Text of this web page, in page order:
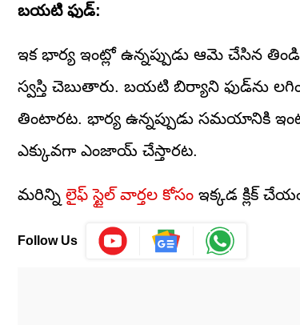
బయటి ఫుడ్:
ఇక భార్య ఇంట్లో ఉన్నప్పుడు ఆమె చేసిన
స్వస్తి చెబుతారు. బయటి బిర్యాని ఫుడ్‌ను
తింటారట. భార్య ఉన్నప్పుడు సమయానికి
ఎక్కువగా ఎంజాయ్‌ చేస్తారట.
మరిన్ని లైఫ్ స్టైల్ వార్తల కోసం ఇక్కడ క్లిక్
Follow Us